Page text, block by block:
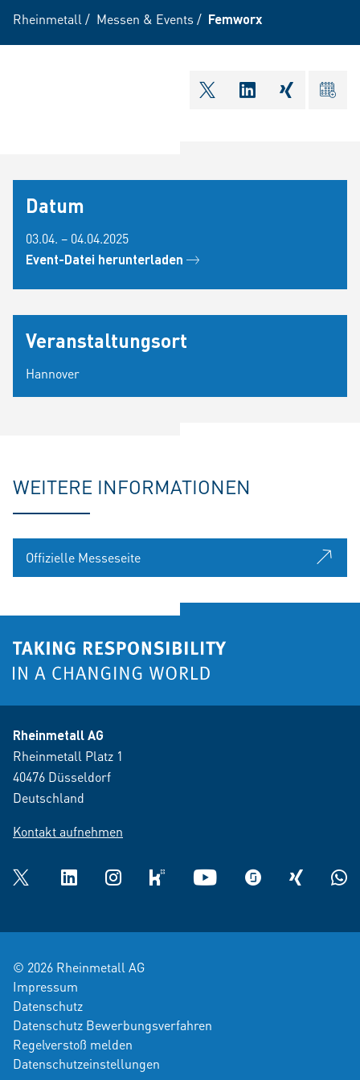
Rheinmetall / Messen & Events / Femworx
shareOntwitter ical
Datum
03.04. – 04.04.2025
Event-Datei herunterladen
Veranstaltungsort
Hannover
WEITERE INFORMATIONEN
Offizielle Messeseite
Rheinmetall AG
Rheinmetall Platz 1
40476 Düsseldorf
Deutschland
Kontakt aufnehmen
Twitter LinkedInInstagramkununu YouTube glassdoorXING
© 2026 Rheinmetall AG
Impressum
Datenschutz
Datenschutz Bewerbungsverfahren
Regelverstoß melden
Datenschutzeinstellungen